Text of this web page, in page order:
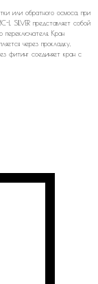
или обратного осмоса, при
L SILVER представляет собой
переключателя. Кран
через прокладку,
фитинг соединяет кран с